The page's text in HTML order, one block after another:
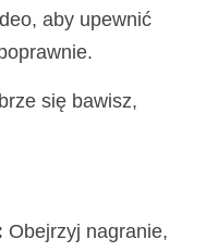
aby upewnić
się bawisz,
Obejrzyj nagranie,